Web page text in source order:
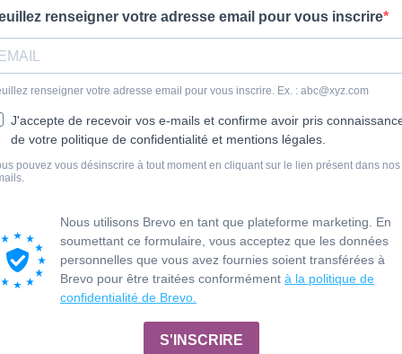
renseigner votre adresse email pour vous inscrire
renseigner votre adresse email pour vous inscrire. Ex. : abc@xyz.com
J'accepte de recevoir vos e-mails et confirme avoir pris
de votre politique de confidentialité et mentions légales.
pouvez vous désinscrire à tout moment en cliquant sur le lien présent dans nos
Nous utilisons Brevo en tant que plateforme marketing. En
soumettant ce formulaire, vous acceptez que les données
personnelles que vous avez fournies soient transférées à
Brevo pour être traitées conformément à la politique de
confidentialité de Brevo.
S'INSCRIRE